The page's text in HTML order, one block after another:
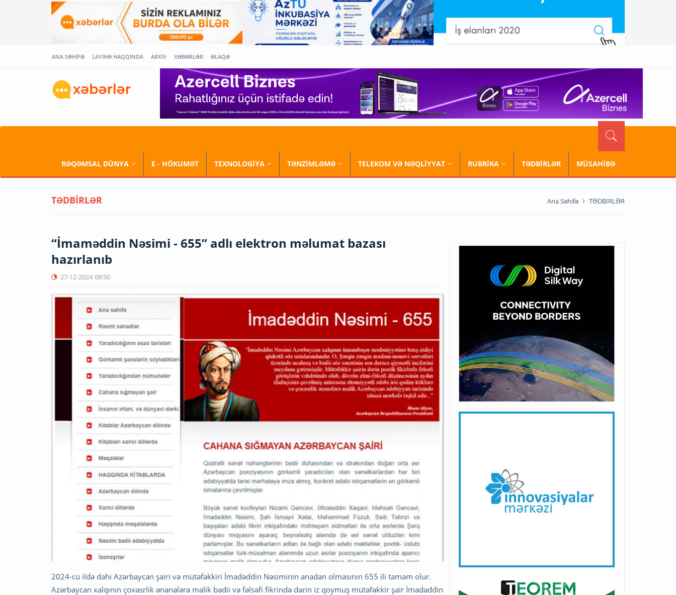
ANA SƏHİFƏ LAYİHƏ HAQQINDA ARXİV XƏBƏRLƏR ƏLAQƏ
RƏQƏMSAL DÜNYA E - HÖKUMƏT TEXNOLOGİYA TƏNZİMLƏMƏ TELEKOM VƏ NƏQLİYYAT RUBRİKA TƏDBİRLƏR MÜSAHİBƏ
TƏDBİRLƏR Ana Səhifə TƏDBİRLƏR
“İmaməddin Nəsimi - 655” adlı elektron məlumat bazası
hazırlanıb
27-12-2024 09:50
2024-cü ildə dahi Azərbaycan şairi və mütəfəkkiri İmadəddin Nəsiminin anadan olmasının 655 ili tamam olur.
Azərbaycan xalqının çoxəsrlik ənənələrə malik bədii və fəlsəfi fikrində dərin iz qoymuş mütəfəkkir şair İmadəddin